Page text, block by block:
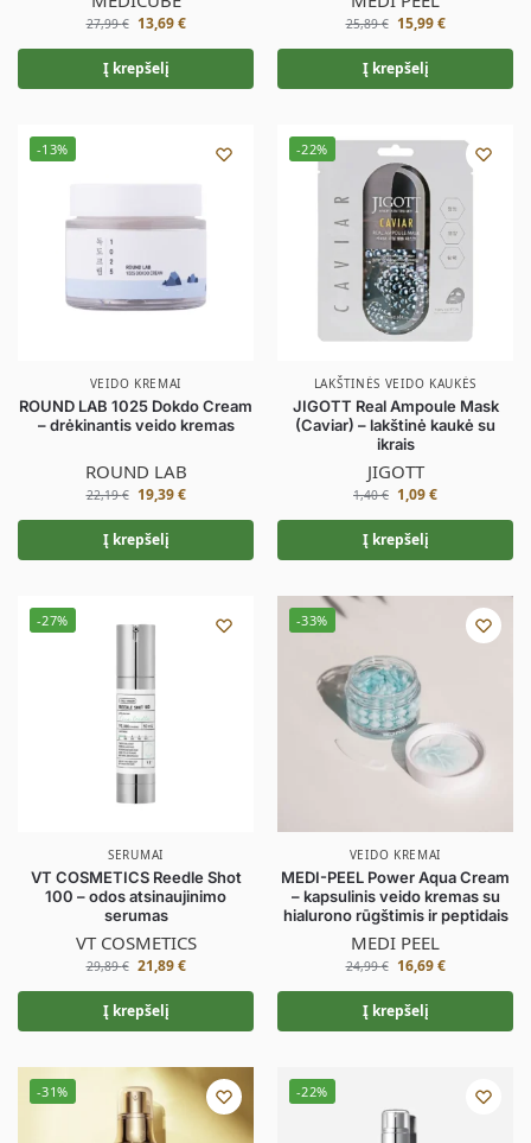
27,99€ 13,69€
Į krepšelį
25,89€ 15,99€
Į krepšelį
-13%
VEIDO KREMAI
ROUND LAB 1025 Dokdo Cream
– drėkinantis veido kremas
ROUND LAB
22,19€ 19,39€
Į krepšelį
-22%
LAKŠTINĖS VEIDO KAUKĖS
JIGOTT Real Ampoule Mask
(Caviar) – lakštinė kaukė su
ikrais
JIGOTT
1,40€ 1,09€
Į krepšelį
-27%
SERUMAI
VT COSMETICS Reedle Shot
100 – odos atsinaujinimo
serumas
VT COSMETICS
29,89€ 21,89€
Į krepšelį
-33%
VEIDO KREMAI
MEDI-PEEL Power Aqua Cream
– kapsulinis veido kremas su
hialurono rūgštimis ir peptidais
MEDI PEEL
24,99€ 16,69€
Į krepšelį
-31% -22%